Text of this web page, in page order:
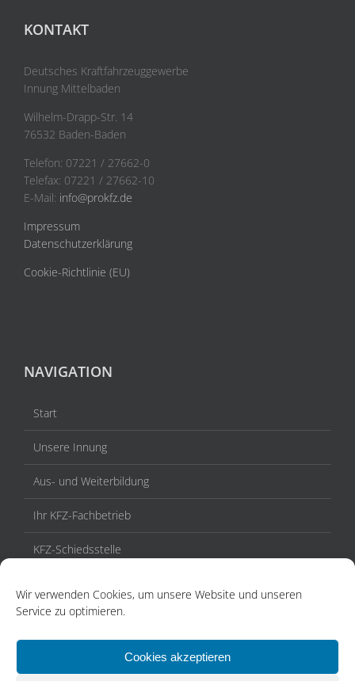
Wir verwenden Cookies, um unsere Website und unseren
Service zu optimieren.
Cookies akzeptieren
KONTAKT
Deutsches Kraftfahrzeuggewerbe
Innung Mittelbaden
Wilhelm-Drapp-Str. 14
76532 Baden-Baden
Telefon: 07221 / 27662-0
Telefax: 07221 / 27662-10
E-Mail: info@prokfz.de
Impressum
Datenschutzerklärung
Cookie-Richtlinie (EU)
NAVIGATION
Start
Unsere Innung
Aus- und Weiterbildung
Ihr KFZ-Fachbetrieb
KFZ-Schiedsstelle
Aktuelles